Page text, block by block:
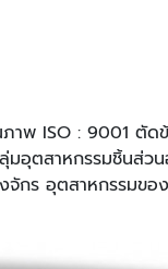
ภาพ ISO : 9001 ตั
อุตสาหกรรมชิ้นส่วน
กร อุตสาหกรรมขอ